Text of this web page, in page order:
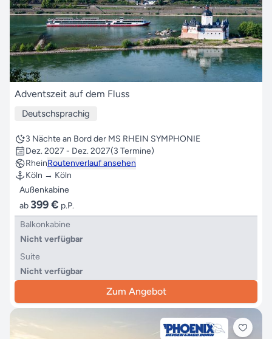
Adventszeit auf dem Fluss
Deutschsprachig
3 Nächte an Bord der MS RHEIN SYMPHONIE
Dez. 2027 - Dez. 2027(3 Termine)
RheinRoutenverlauf ansehen
Köln → Köln
Außenkabine
ab 399 € p.P.
Balkonkabine
Nicht verfügbar
Suite
Nicht verfügbar
Zum Angebot